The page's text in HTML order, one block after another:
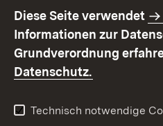
Benutzungshinweise
Kontakt
Diese Seite verwendet
Informationen zur
Grundverordnung
Datenschutz.
Technisch notwendige